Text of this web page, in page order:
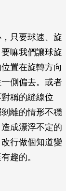
只要球速、旋
嘛我們讓球旋
置在旋轉方向
側偏去。或者
稱的縫線位
離的情形不穩
成漂浮不定的
行做個知道變
趣的。